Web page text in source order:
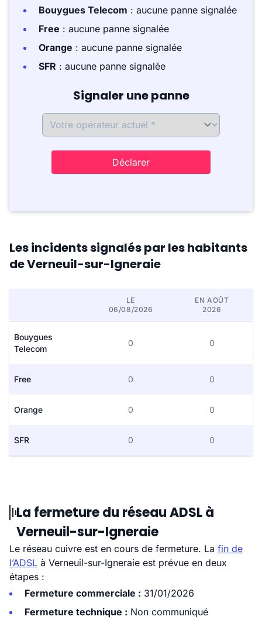
Bouygues Telecom : aucune panne signalée
Free : aucune panne signalée
Orange : aucune panne signalée
SFR : aucune panne signalée
Signaler une panne
Déclarer
Les incidents signalés par les habitants
de Verneuil-sur-Igneraie
LE
06/08/2026
EN AOÛT
2026
Bouygues
Telecom
0 0
Free 0 0
Orange 0 0
SFR 0 0
La fermeture du réseau ADSL à
Verneuil-sur-Igneraie
Le réseau cuivre est en cours de fermeture. La fin de
l’ADSL à Verneuil-sur-Igneraie est prévue en deux
étapes :
Fermeture commerciale : 31/01/2026
Fermeture technique : Non communiqué